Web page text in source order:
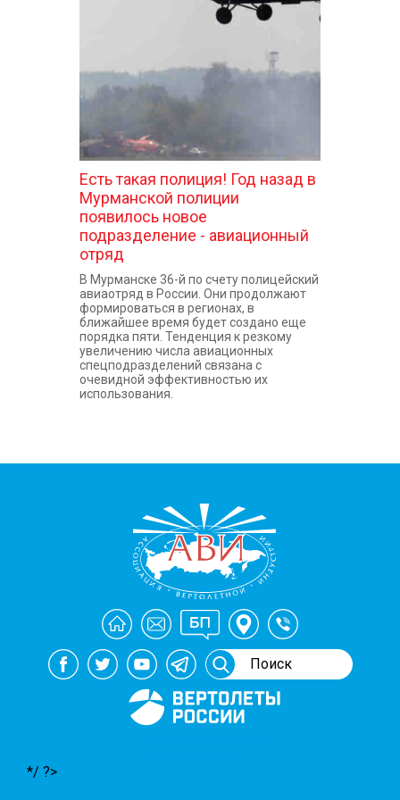
Есть такая полиция! Год назад в
Мурманской полиции
появилось новое
подразделение - авиационный
отряд
В Мурманске 36-й по счету полицейский
авиаотряд в России. Они продолжают
формироваться в регионах, в
ближайшее время будет создано еще
порядка пяти. Тенденция к резкому
увеличению числа авиационных
спецподразделений связана с
очевидной эффективностью их
использования.
*/ ?>